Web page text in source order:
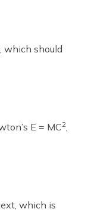
which should
E = MC2,
which is